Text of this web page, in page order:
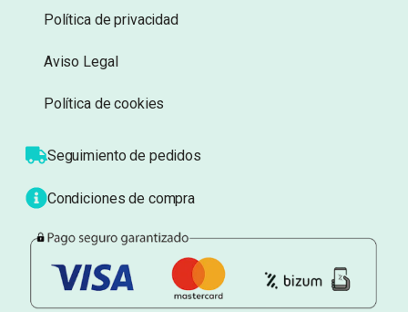
Información
Sobre nosotros
Atención al cliente
Blog
Política de privacidad
Aviso Legal